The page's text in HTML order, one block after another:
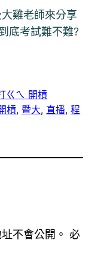
雞老師來分享
底考試難不難?
ㄍㄟ 開槓
槓, 暨大, 直播, 程
不會公開。 必